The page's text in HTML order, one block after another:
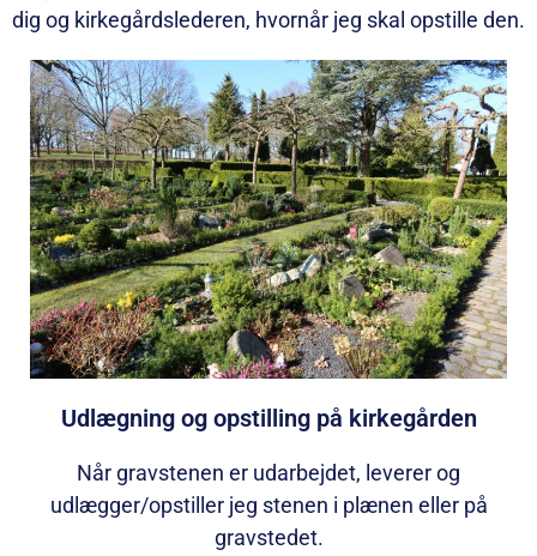
dig og kirkegårdslederen, hvornår jeg skal opstille den.
Udlægning og opstilling på kirkegården
Når gravstenen er udarbejdet, leverer og
udlægger/opstiller jeg stenen i plænen eller på
gravstedet.